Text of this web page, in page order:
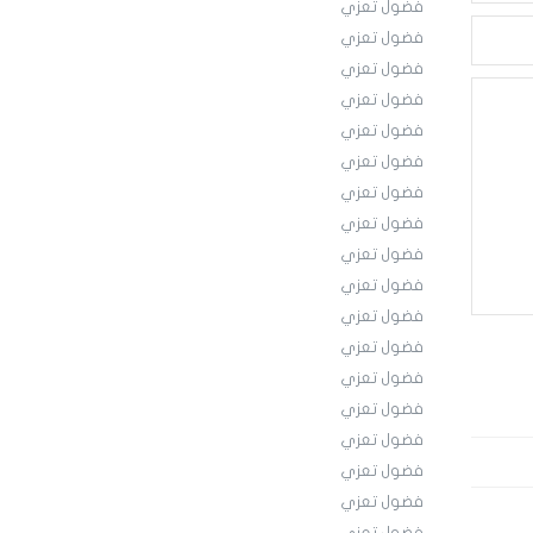
فضول تعزي
فضول تعزي
فضول تعزي
فضول تعزي
فضول تعزي
فضول تعزي
فضول تعزي
فضول تعزي
فضول تعزي
فضول تعزي
فضول تعزي
فضول تعزي
فضول تعزي
فضول تعزي
فضول تعزي
فضول تعزي
فضول تعزي